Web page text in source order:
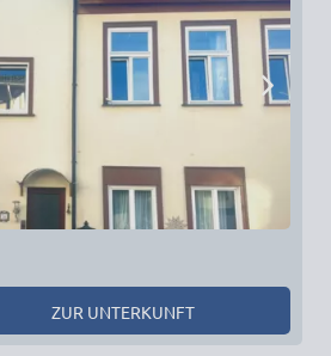
ZUR UNTERKUNFT